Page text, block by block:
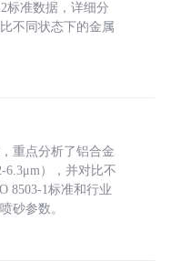
标准数据，详细分
不同状态下的金属
重点分析了铝合金
6.3μm），并对比不
8503-1标准和行业
砂参数。